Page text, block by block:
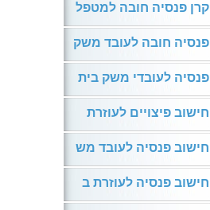
קרן פנסיה חובה למטפל
פנסיה חובה לעובד משק
פנסיה לעובדי משק בית
חישוב פיצויים לעוזרת
חישוב פנסיה לעובד מש
חישוב פנסיה לעוזרת ב